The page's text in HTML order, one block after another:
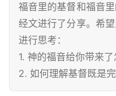
福音里的基督和福音
经文进行了分享。希
进行思考：
1. 神的福音给你带来了
2. 如何理解基督既是